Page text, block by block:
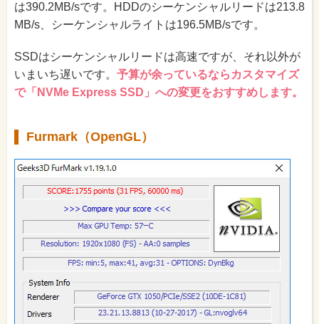
は390.2MB/sです。HDDのシーケンシャルリードは213.8
MB/s、シーケンシャルライトは196.5MB/sです。
SSDはシーケンシャルリードは高速ですが、それ以外が
いまいち遅いです。 予算が余っているならカスタマイズ
で「NVMe Express SSD」への変更をおすすめします。
Furmark（OpenGL）